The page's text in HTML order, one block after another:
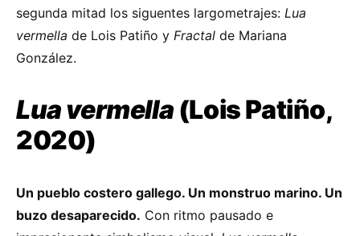
segunda mitad los siguentes largometrajes: Lua
vermella de Lois Patiño y Fractal de Mariana
González.
Lua vermella (Lois Patiño,
2020)
Un pueblo costero gallego. Un monstruo marino. Un
buzo desaparecido. Con ritmo pausado e